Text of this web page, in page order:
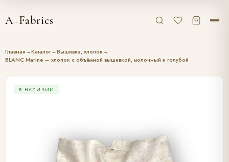
A+Fabrics
Главная→Каталог→Вышивка, хлопок→
BLANC Marine — хлопок с объёмной вышивкой, молочный и голубой
В НАЛИЧИИ